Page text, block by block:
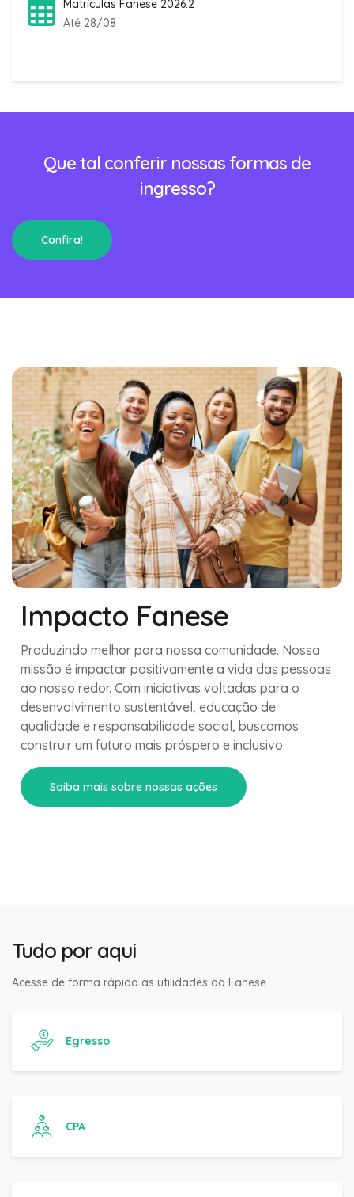
Matrículas Fanese 2026.2
Até 28/08
Que tal conferir nossas formas de
ingresso?
Confira!
Impacto Fanese
Produzindo melhor para nossa comunidade. Nossa
missão é impactar positivamente a vida das pessoas
ao nosso redor. Com iniciativas voltadas para o
desenvolvimento sustentável, educação de
qualidade e responsabilidade social, buscamos
construir um futuro mais próspero e inclusivo.
Saiba mais sobre nossas ações
Tudo por aqui
Acesse de forma rápida as utilidades da Fanese.
Egresso
CPA